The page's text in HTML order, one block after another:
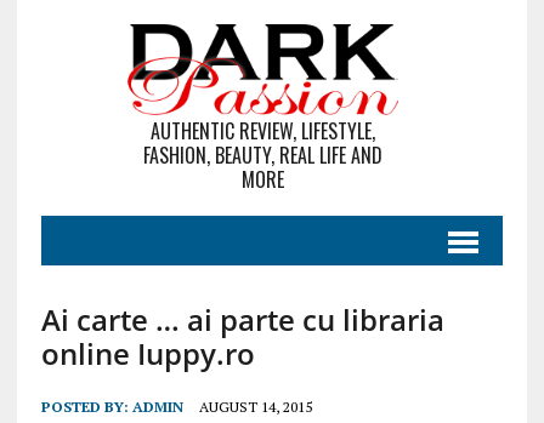
AUTHENTIC REVIEW, LIFESTYLE,
FASHION, BEAUTY, REAL LIFE AND
MORE
Ai carte … ai parte cu libraria
online Iuppy.ro
POSTED BY: ADMIN AUGUST 14, 2015